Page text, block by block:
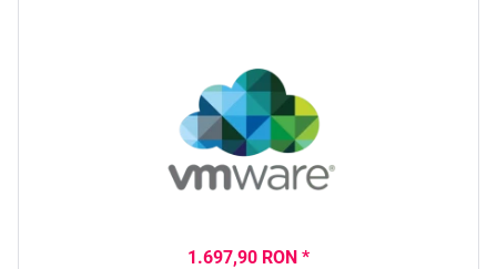
1.697,90 RON *